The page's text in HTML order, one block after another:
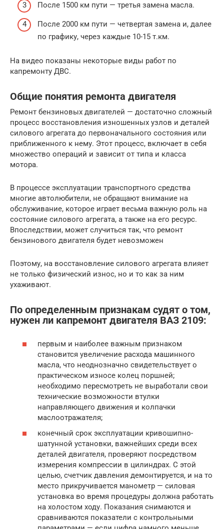
После 1500 км пути — третья замена масла.
После 2000 км пути — четвертая замена и, далее
по графику, через каждые 10-15 т.км.
На видео показаны некоторые виды работ по
капремонту ДВС.
Общие понятия ремонта двигателя
Ремонт бензиновых двигателей — достаточно сложный
процесс восстановления изношенных узлов и деталей
силового агрегата до первоначального состояния или
приближенного к нему. Этот процесс, включает в себя
множество операций и зависит от типа и класса
мотора.
В процессе эксплуатации транспортного средства
многие автолюбители, не обращают внимание на
обслуживание, которое играет весьма важную роль на
состояние силового агрегата, а также на его ресурс.
Впоследствии, может случиться так, что ремонт
бензинового двигателя будет невозможен
Поэтому, на восстановление силового агрегата влияет
не только физический износ, но и то как за ним
ухаживают.
По определенным признакам судят о том,
нужен ли капремонт двигателя ВАЗ 2109:
первым и наиболее важным признаком
становится увеличение расхода машинного
масла, что неоднозначно свидетельствует о
практическом износе колец поршней;
необходимо пересмотреть не выработали свои
технические возможности втулки
направляющего движения и колпачки
маслоотражателя;
конечный срок эксплуатации кривошипно-
шатунной установки, важнейших среди всех
деталей двигателя, проверяют посредством
измерения компрессии в цилиндрах. С этой
целью, счетчик давления демонтируется, и на то
место прикручивается манометр — силовая
установка во время процедуры должна работать
на холостом ходу. Показания снимаются и
сравниваются показатели с контрольными